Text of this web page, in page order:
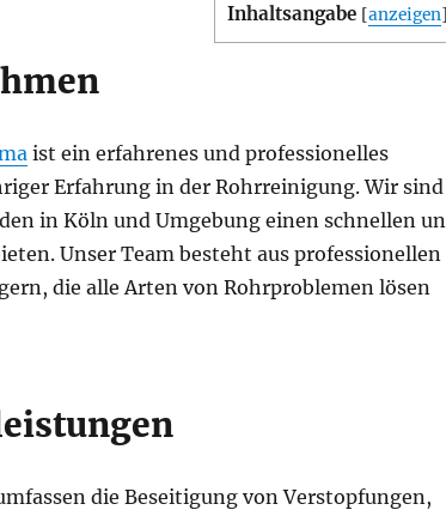
Inhaltsangabe [anzeigen
ist ein erfahrenes und professionelles
Erfahrung in der Rohrreinigung. Wir sind
in Köln und Umgebung einen schnellen
Unser Team besteht aus professionellen
die alle Arten von Rohrproblemen lösen
die Beseitigung von Verstopfungen,